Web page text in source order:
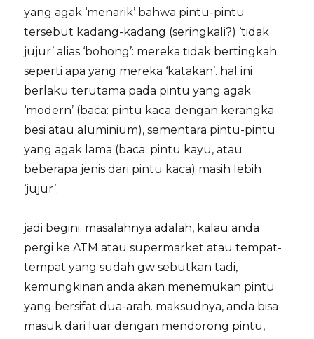
yang agak ‘menarik’ bahwa pintu-pintu
tersebut kadang-kadang (seringkali?) ‘tidak
jujur’ alias ‘bohong’: mereka tidak bertingkah
seperti apa yang mereka ‘katakan’. hal ini
berlaku terutama pada pintu yang agak
‘modern’ (baca: pintu kaca dengan kerangka
besi atau aluminium), sementara pintu-pintu
yang agak lama (baca: pintu kayu, atau
beberapa jenis dari pintu kaca) masih lebih
‘jujur’.
jadi begini. masalahnya adalah, kalau anda
pergi ke ATM atau supermarket atau tempat-
tempat yang sudah gw sebutkan tadi,
kemungkinan anda akan menemukan pintu
yang bersifat dua-arah. maksudnya, anda bisa
masuk dari luar dengan mendorong pintu,